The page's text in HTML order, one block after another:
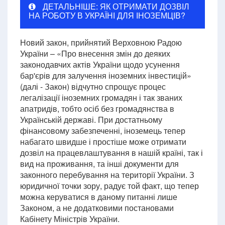
ДЕТАЛЬНІШЕ: ЯК ОТРИМАТИ ДОЗВІЛ
НА РОБОТУ В УКРАЇНІ ДЛЯ ІНОЗЕМЦІВ?
Новий закон, прийнятий Верховною Радою
України – «Про внесення змін до деяких
законодавчих актів України щодо усунення
бар'єрів для залучення іноземних інвестицій»
(далі - Закон) відчутно спрощує процес
легалізації іноземних громадян і так званих
апатридів, тобто осіб без громадянства в
Українській державі. При достатньому
фінансовому забезпеченні, іноземець тепер
набагато швидше і простіше може отримати
дозвіл на працевлаштування в нашій країні, так і
вид на проживання, та інші документи для
законного перебування на території України. З
юридичної точки зору, радує той факт, що тепер
можна керуватися в даному питанні лише
Законом, а не додатковими постановами
Кабінету Міністрів України.